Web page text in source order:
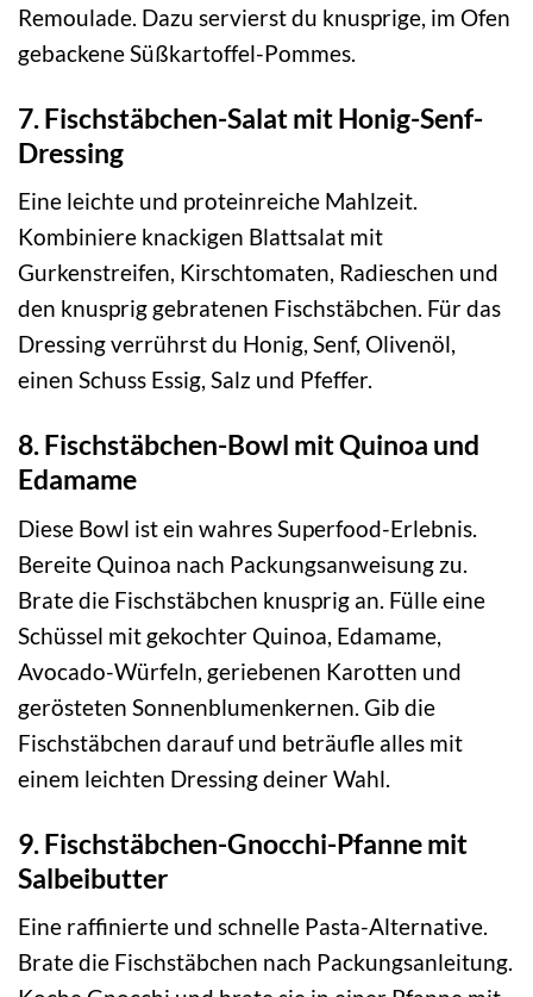
Remoulade. Dazu servierst du knusprige, im Ofen
gebackene Süßkartoffel-Pommes.
7. Fischstäbchen-Salat mit Honig-Senf-
Dressing
Eine leichte und proteinreiche Mahlzeit.
Kombiniere knackigen Blattsalat mit
Gurkenstreifen, Kirschtomaten, Radieschen und
den knusprig gebratenen Fischstäbchen. Für das
Dressing verrührst du Honig, Senf, Olivenöl,
einen Schuss Essig, Salz und Pfeffer.
8. Fischstäbchen-Bowl mit Quinoa und
Edamame
Diese Bowl ist ein wahres Superfood-Erlebnis.
Bereite Quinoa nach Packungsanweisung zu.
Brate die Fischstäbchen knusprig an. Fülle eine
Schüssel mit gekochter Quinoa, Edamame,
Avocado-Würfeln, geriebenen Karotten und
gerösteten Sonnenblumenkernen. Gib die
Fischstäbchen darauf und beträufle alles mit
einem leichten Dressing deiner Wahl.
9. Fischstäbchen-Gnocchi-Pfanne mit
Salbeibutter
Eine raffinierte und schnelle Pasta-Alternative.
Brate die Fischstäbchen nach Packungsanleitung.